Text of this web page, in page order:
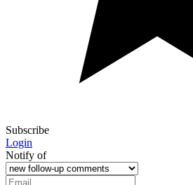
Subscribe
Login
Notify of